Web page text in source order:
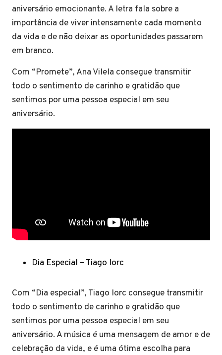
aniversário emocionante. A letra fala sobre a
importância de viver intensamente cada momento
da vida e de não deixar as oportunidades passarem
em branco.
Com “Promete”, Ana Vilela consegue transmitir
todo o sentimento de carinho e gratidão que
sentimos por uma pessoa especial em seu
aniversário.
Dia Especial – Tiago Iorc
Com “Dia especial”, Tiago Iorc consegue transmitir
todo o sentimento de carinho e gratidão que
sentimos por uma pessoa especial em seu
aniversário. A música é uma mensagem de amor e de
celebração da vida, e é uma ótima escolha para